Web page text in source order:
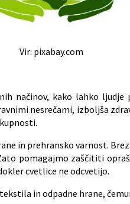
Vir: pixabay.com
načinov, kako lahko ljudje
nesrečami, izboljša
in prehransko varnost.
pomagajmo zaščititi
cvetlice ne odcvetijo.
in odpadne hrane,